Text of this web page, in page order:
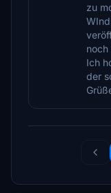
zu
Ich
der